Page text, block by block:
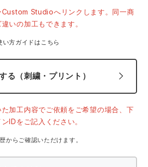
イーブンリバー
Custom Studioへリンクします。同一商
いの加工もできます。
方ガイドはこちら
る（刺繍・プリント）
加工内容でご依頼をご希望の場合、下
IDをご記入ください。
らご確認いただけます。